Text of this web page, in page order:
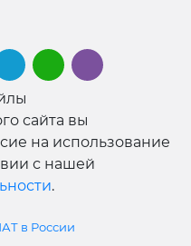
сайта вы
на использование
с нашей
.
в России